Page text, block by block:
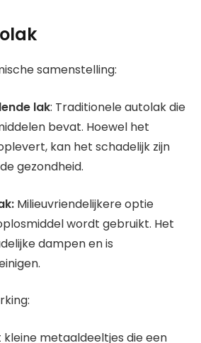
samenstelling:
lak: Traditionele autolak die
bevat. Hoewel het
kan het schadelijk zijn
gezondheid.
Milieuvriendelijkere optie
wordt gebruikt. Het
dampen en is
kleine metaaldeeltjes die een